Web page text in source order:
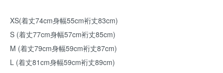
XS(着丈74cm身幅55cm裄丈83cm)
S (着丈77cm身幅57cm裄丈85cm)
M (着丈79cm身幅59cm裄丈87cm)
L (着丈81cm身幅59cm裄丈89cm)